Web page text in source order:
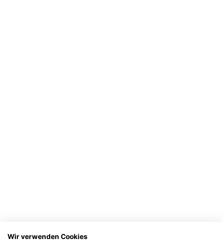
Wir verwenden Cookies